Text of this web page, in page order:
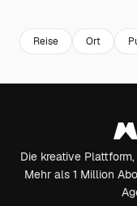
Reise Ort
Die kreative
Mehr als 1 Million